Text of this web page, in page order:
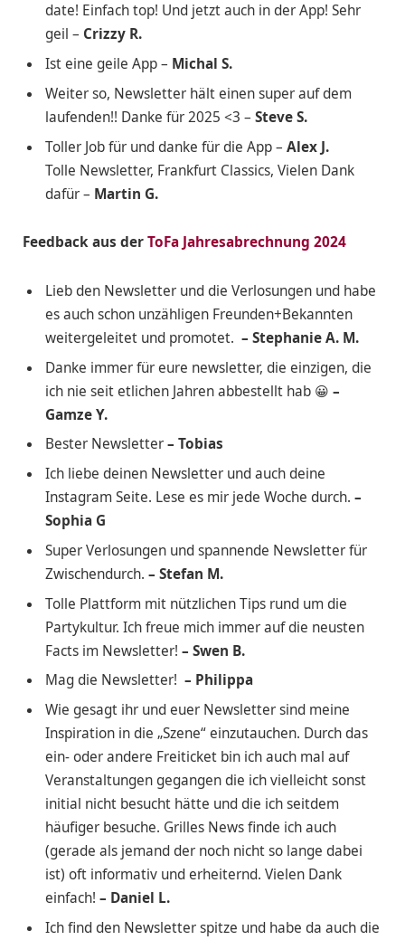
date! Einfach top! Und jetzt auch in der App! Sehr
geil – Crizzy R.
Ist eine geile App – Michal S.
Weiter so, Newsletter hält einen super auf dem
laufenden!! Danke für 2025 <3 – Steve S.
Toller Job für und danke für die App – Alex J.
Tolle Newsletter, Frankfurt Classics, Vielen Dank
dafür – Martin G.
Feedback aus derToFa Jahresabrechnung 2024
Lieb den Newsletter und die Verlosungen und habe
es auch schon unzähligen Freunden+Bekannten
weitergeleitet und promotet. – Stephanie A. M.
Danke immer für eure newsletter, die einzigen, die
ich nie seit etlichen Jahren abbestellt hab 😀 –
Gamze Y.
Bester Newsletter– Tobias
Ich liebe deinen Newsletter und auch deine
Instagram Seite. Lese es mir jede Woche durch. –
Sophia G
Super Verlosungen und spannende Newsletter für
Zwischendurch. – Stefan M.
Tolle Plattform mit nützlichen Tips rund um die
Partykultur. Ich freue mich immer auf die neusten
Facts im Newsletter! – Swen B.
Mag die Newsletter! – Philippa
Wie gesagt ihr und euer Newsletter sind meine
Inspiration in die „Szene“ einzutauchen. Durch das
ein- oder andere Freiticket bin ich auch mal auf
Veranstaltungen gegangen die ich vielleicht sonst
initial nicht besucht hätte und die ich seitdem
häufiger besuche. Grilles News finde ich auch
(gerade als jemand der noch nicht so lange dabei
ist) oft informativ und erheiternd. Vielen Dank
einfach! – Daniel L.
Ich find den Newsletter spitze und habe da auch die